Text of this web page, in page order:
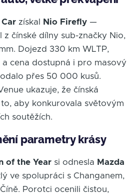
získal Nio Firefly —
čínské dílny sub-značky Nio,
Dojezd 330 km WLTP,
cena dostupná i pro masový
přes 50 000 kusů.
ukazuje, že čínská
aby konkurovala světovým
soutěžích.
parametry krásy
of the Year si odnesla Mazda
ve spolupráci s Changanem,
Porotci ocenili čistou,